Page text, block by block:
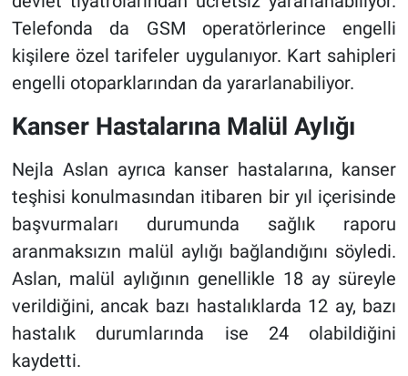
Telefonda da GSM operatörlerince engelli
kişilere özel tarifeler uygulanıyor. Kart sahipleri
engelli otoparklarından da yararlanabiliyor.
Kanser Hastalarına Malül Aylığı
Nejla Aslan ayrıca kanser hastalarına, kanser
teşhisi konulmasından itibaren bir yıl içerisinde
başvurmaları durumunda sağlık raporu
aranmaksızın malül aylığı bağlandığını söyledi.
Aslan, malül aylığının genellikle 18 ay süreyle
verildiğini, ancak bazı hastalıklarda 12 ay, bazı
hastalık durumlarında ise 24 olabildiğini
kaydetti.